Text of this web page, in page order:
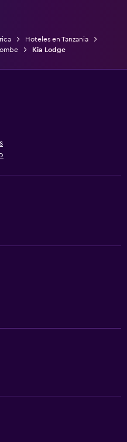
Hoteles en Tanzania
Kia Lodge